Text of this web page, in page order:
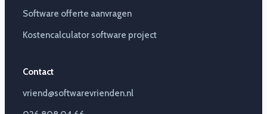
Software offerte aanvragen
Kostencalculator software project
Contact
vriend@softwarevrienden.nl